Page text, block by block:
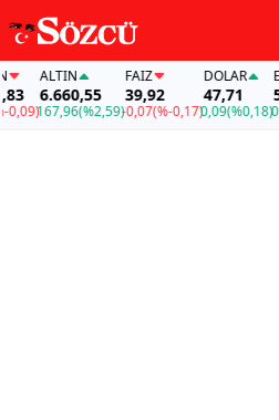
ALTIN
6.660,55
167,96(%2,59)
FAİZ
39,92
-0,07(%-0,17)
DOLAR
47,71
0,09(%0,18)0,18